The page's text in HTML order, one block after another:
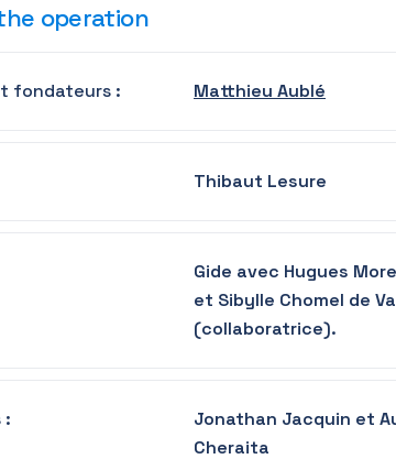
operation
fondateurs : Matthieu Aublé
Thibaut Lesure
Gide avec Hugues
et Sibylle Chomel de
(collaboratrice).
:
Jonathan Jacquin et
Cheraita